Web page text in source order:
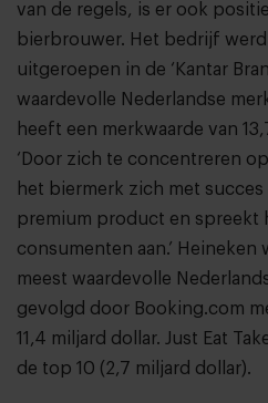
van de regels, is er ook
bierbrouwer. Het bedrijf
uitgeroepen in de ‘Kantar
waardevolle Nederlandse
heeft een merkwaarde van
‘Door zich te concentreren
het biermerk zich met
premium product en spreekt
consumenten aan.’
meest waardevolle
gevolgd door Booking.com
11,4 miljard dollar. Just Eat
de top 10 (2,7 miljard dollar).